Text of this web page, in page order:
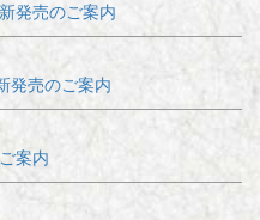
発売のご案内
発売のご案内
案内